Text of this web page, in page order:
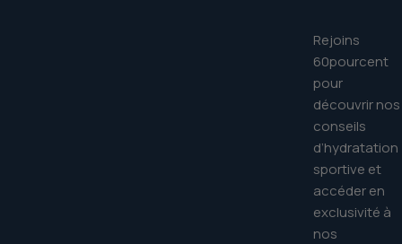
Rejoins
60pourcent
pour
découvrir nos
conseils
d’hydratation
sportive et
accéder en
exclusivité à
nos